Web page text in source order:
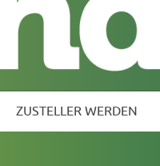
ZUSTELLER WERDEN